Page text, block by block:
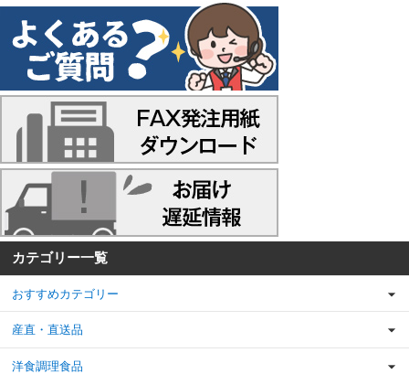
カテゴリー一覧
おすすめカテゴリー
産直・直送品
洋食調理食品